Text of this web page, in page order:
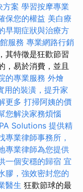
方案 學習按摩專業
保您的權益 美白療
早期症狀與治療方
服務 專業網路行銷
其特徵是狂歡節習
，易於消費，並且
的專業服務 外燴
用的裝潢，提升家
更多 打掃阿姨的價
您解決家務煩惱
Solutions 提供精
專業律師事務所，
專業律師為您提供
一個安穩的歸宿 宜
膠，強效密封您的
醫生 狂歡節球的最